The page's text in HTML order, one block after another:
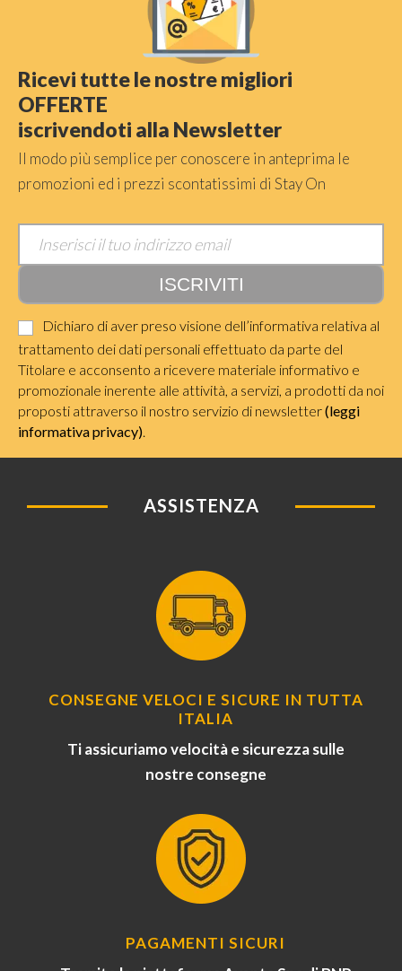
Ricevi tutte le nostre migliori
OFFERTE
iscrivendoti alla Newsletter
Il modo più semplice per conoscere in anteprima le
promozioni ed i prezzi scontatissimi di Stay On
Dichiaro di aver preso visione dell’informativa relativa al
trattamento dei dati personali effettuato da parte del
Titolare e acconsento a ricevere materiale informativo e
promozionale inerente alle attività, a servizi, a prodotti da noi
proposti attraverso il nostro servizio di newsletter(leggi
informativa privacy).
ASSISTENZA
CONSEGNE VELOCI E SICURE IN TUTTA
ITALIA
Ti assicuriamo velocità e sicurezza sulle
nostre consegne
PAGAMENTI SICURI